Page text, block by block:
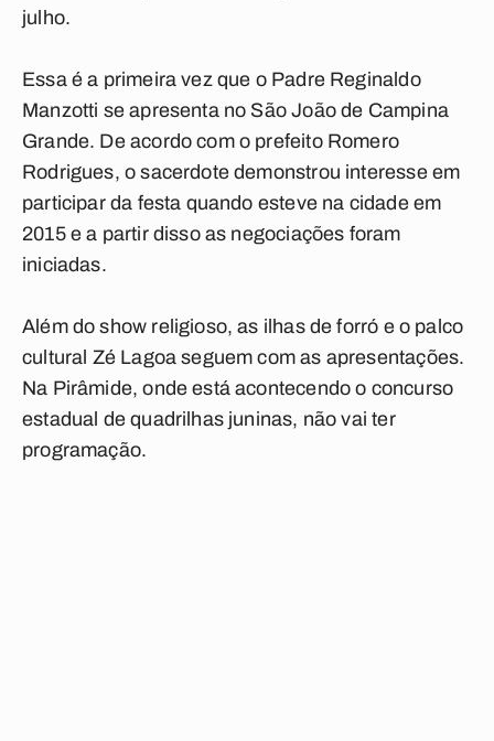
julho.
Essa é a primeira vez que o Padre Reginaldo
Manzotti se apresenta no São João de Campina
Grande. De acordo com o prefeito Romero
Rodrigues, o sacerdote demonstrou interesse em
participar da festa quando esteve na cidade em
2015 e a partir disso as negociações foram
iniciadas.
Além do show religioso, as ilhas de forró e o palco
cultural Zé Lagoa seguem com as apresentações.
Na Pirâmide, onde está acontecendo o concurso
estadual de quadrilhas juninas, não vai ter
programação.